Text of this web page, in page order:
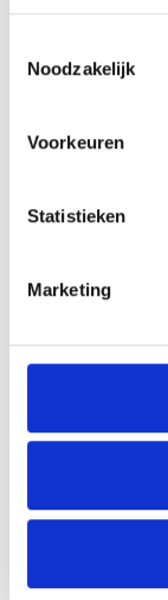
Noodzakelijk
Voorkeuren
Statistieken
Marketing
RECENT
Gelijkspel in
Clubnieuws